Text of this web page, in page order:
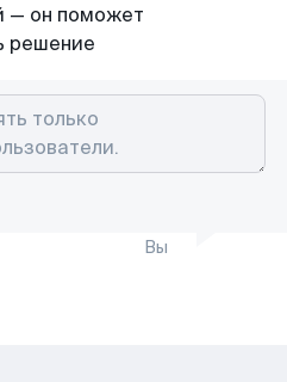
— он поможет
решение
Вы